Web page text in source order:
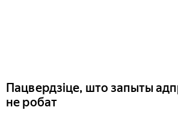
Пацвердзіце, што запыты
не робат